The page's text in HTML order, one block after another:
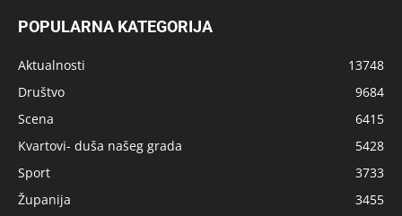
POPULARNA KATEGORIJA
Aktualnosti
13748
Društvo
9684
Scena
6415
Kvartovi- duša našeg grada
5428
Sport
3733
Županija
3455